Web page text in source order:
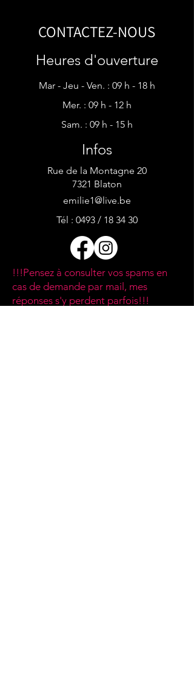
CONTACTEZ-NOUS
Heures d'ouverture
Mar - Jeu - Ven. : 09 h - 18 h
Mer. : 09 h - 12 h​​
Sam. : 09 h - 15 h
Infos
Rue de la Montagne 20
7321 Blaton
emilie1@live.be
Tél : 0493 / 18 34 30
!!!Pensez à consulter vos spams en
cas de demande par mail, mes
réponses s'y perdent parfois!!!